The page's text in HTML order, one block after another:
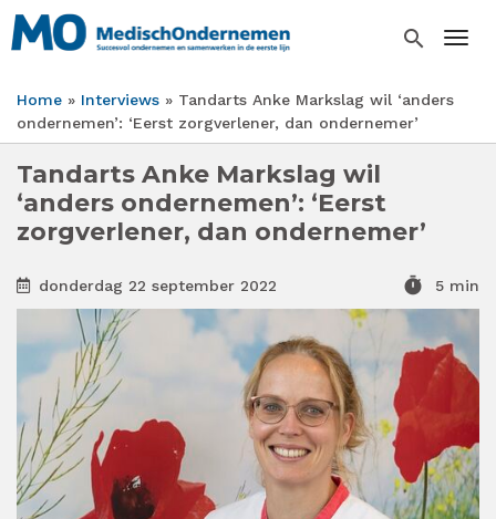
Overslaan
en
inhoud
gaan
search
Kruimelpad
Home Interviews
Tandarts Anke Markslag wil ‘anders
ondernemen’: ‘Eerst zorgverlener, dan ondernemer’
Tandarts Anke Markslag wil
‘anders ondernemen’: ‘Eerst
zorgverlener, dan ondernemer’
donderdag 22 september 2022 timer 5 min